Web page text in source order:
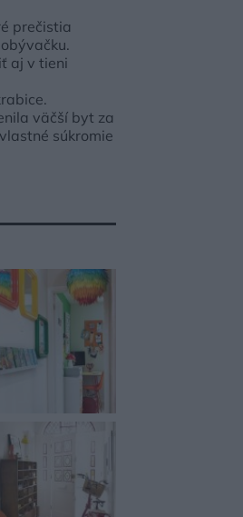
prečistia
aj v tieni
väčší byt za
súkromie